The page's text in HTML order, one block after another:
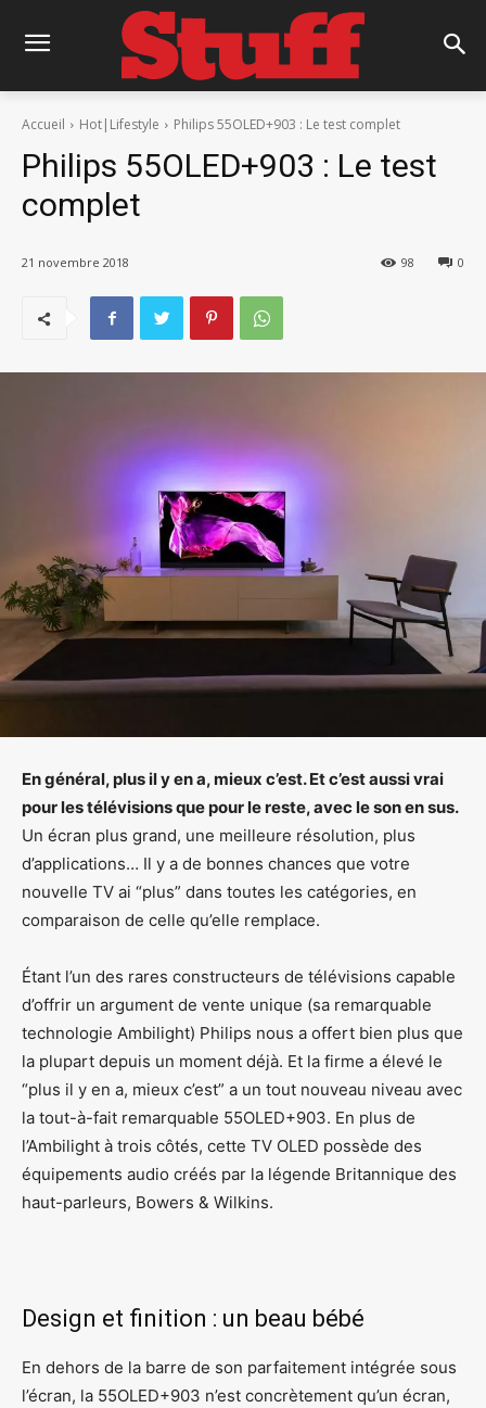
Accueil Hot|Lifestyle Philips 55OLED+903 : Le test complet
Philips 55OLED+903 : Le test
complet
21 novembre 2018 0
98
En général, plus il y en a, mieux c’est. Et c’est aussi vrai
pour les télévisions que pour le reste, avec le son en sus.
Un écran plus grand, une meilleure résolution, plus
d’applications… Il y a de bonnes chances que votre
nouvelle TV ai “plus” dans toutes les catégories, en
comparaison de celle qu’elle remplace.
Étant l’un des rares constructeurs de télévisions capable
d’offrir un argument de vente unique (sa remarquable
technologie Ambilight) Philips nous a offert bien plus que
la plupart depuis un moment déjà. Et la firme a élevé le
“plus il y en a, mieux c’est” a un tout nouveau niveau avec
la tout-à-fait remarquable 55OLED+903. En plus de
l’Ambilight à trois côtés, cette TV OLED possède des
équipements audio créés par la légende Britannique des
haut-parleurs, Bowers & Wilkins.
Design et finition : un beau bébé
En dehors de la barre de son parfaitement intégrée sous
l’écran, la 55OLED+903 n’est concrètement qu’un écran,